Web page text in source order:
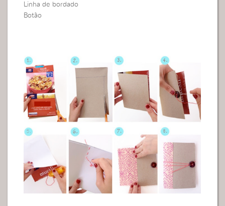
Linha de bordado
Botão